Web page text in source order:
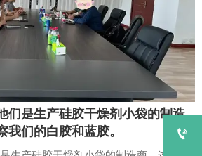
们是生产硅胶干燥剂小袋的制造
我们的白胶和蓝胶。
